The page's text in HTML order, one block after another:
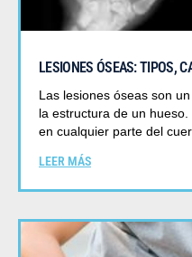
LESIONES ÓSEAS: TIPOS,
Las lesiones óseas son
la estructura de un
en cualquier parte del
LEER MÁS